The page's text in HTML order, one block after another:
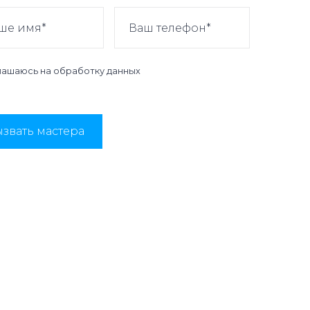
на обработку данных
мастера